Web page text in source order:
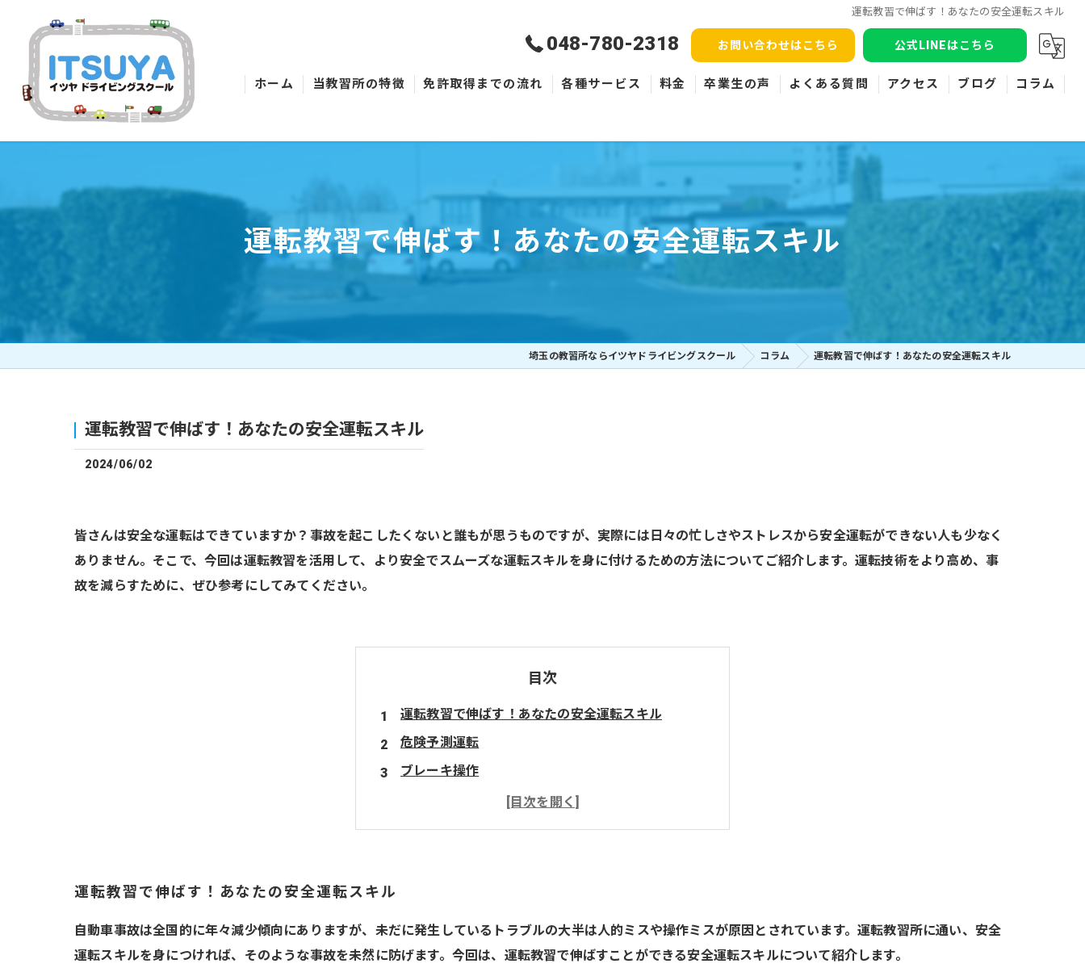
運転教習で伸ばす！あなたの安全運転スキル
048-780-2318 お問い合わせはこちら 公式LINEはこちら
ホーム 当教習所の特徴 免許取得までの流れ 各種サービス
ペーパードライバー
料金 卒業生の声 よくある質問 アクセス ブログ コラム
運転教習で伸ばす！あなたの安全運転スキル
埼玉の教習所ならイツヤドライビングスクール コラム 運転教習で伸ばす！あなたの安全運転スキル
運転教習で伸ばす！あなたの安全運転スキル
2024/06/02
皆さんは安全な運転はできていますか？事故を起こしたくないと誰もが思うものですが、実際には日々の忙しさやストレスから安全運転ができない人も少なく
ありません。そこで、今回は運転教習を活用して、より安全でスムーズな運転スキルを身に付けるための方法についてご紹介します。運転技術をより高め、事
故を減らすために、ぜひ参考にしてみてください。
目次
運転教習で伸ばす！あなたの安全運転スキル
危険予測運転
ブレーキ操作
交通ルールの遵守
運転教習で伸ばす！あなたの安全運転スキル
自動車事故は全国的に年々減少傾向にありますが、未だに発生しているトラブルの大半は人的ミスや操作ミスが原因とされています。運転教習所に通い、安全
運転スキルを身につければ、そのような事故を未然に防げます。今回は、運転教習で伸ばすことができる安全運転スキルについて紹介します。